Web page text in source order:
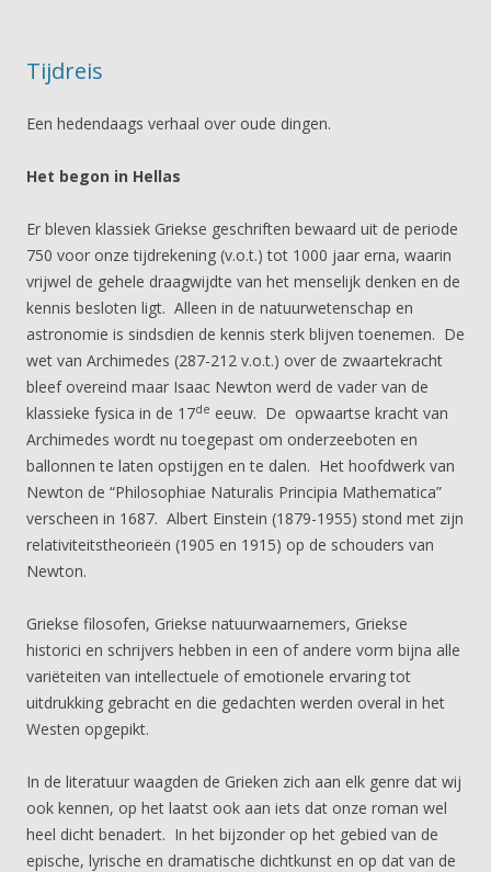
Tijdreis
Een hedendaags verhaal over oude dingen.
Het begon in Hellas
Er bleven klassiek Griekse geschriften bewaard uit de periode
750 voor onze tijdrekening (v.o.t.) tot 1000 jaar erna, waarin
vrijwel de gehele draagwijdte van het menselijk denken en de
kennis besloten ligt. Alleen in de natuurwetenschap en
astronomie is sindsdien de kennis sterk blijven toenemen. De
wet van Archimedes (287-212 v.o.t.) over de zwaartekracht
bleef overeind maar Isaac Newton werd de vader van de
klassieke fysica in de 17de eeuw. De opwaartse kracht van
Archimedes wordt nu toegepast om onderzeeboten en
ballonnen te laten opstijgen en te dalen. Het hoofdwerk van
Newton de “Philosophiae Naturalis Principia Mathematica”
verscheen in 1687. Albert Einstein (1879-1955) stond met zijn
relativiteitstheorieën (1905 en 1915) op de schouders van
Newton.
Griekse filosofen, Griekse natuurwaarnemers, Griekse
historici en schrijvers hebben in een of andere vorm bijna alle
variëteiten van intellectuele of emotionele ervaring tot
uitdrukking gebracht en die gedachten werden overal in het
Westen opgepikt.
In de literatuur waagden de Grieken zich aan elk genre dat wij
ook kennen, op het laatst ook aan iets dat onze roman wel
heel dicht benadert. In het bijzonder op het gebied van de
epische, lyrische en dramatische dichtkunst en op dat van de